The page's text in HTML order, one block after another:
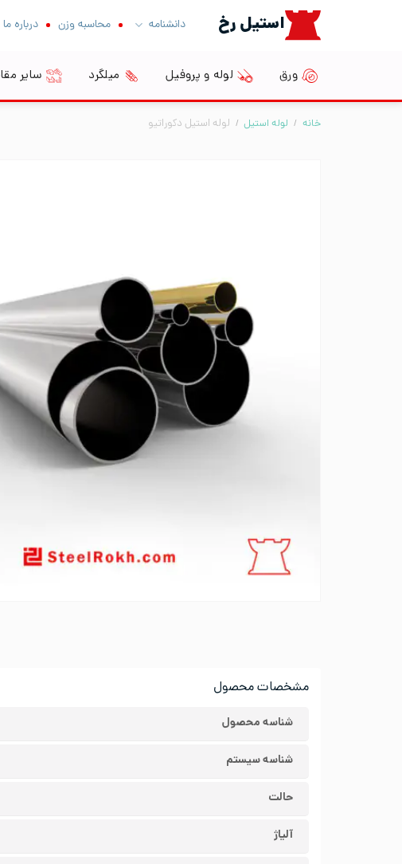
استیل رخ دانشنامه محاسبه وزن درباره ما
ورق لوله و پروفیل میلگرد سایر
خانه / لوله استیل / لوله استیل دکوراتیو
مشخصات محصول
شناسه محصول
شناسه سیستم
حالت
آلیاژ